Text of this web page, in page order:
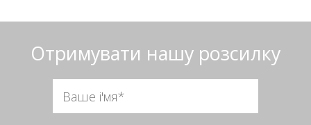
Отримувати нашу розсилку